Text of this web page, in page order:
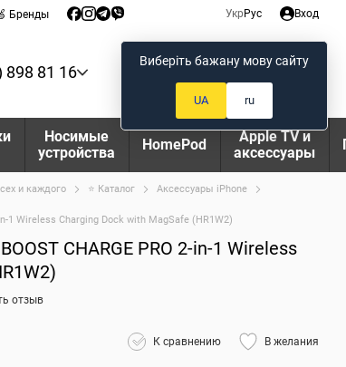
Бренды Укр Рус Вход
898 81 16 Мой заказ
Носимые
устройства
HomePod
Apple TV и
аксессуары
и каждого ⭐ Каталог
Аксессуары iPhone
1 Wireless Charging Dock with MagSafe (HR1W2)
CHARGE PRO 2-in-1 Wireless
отзыв
К сравнению В желания
Виберіть бажану мову сайту
UA ru